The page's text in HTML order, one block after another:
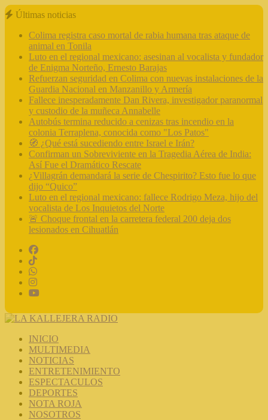
Últimas noticias
Colima registra caso mortal de rabia humana tras ataque de
animal en Tonila
Luto en el regional mexicano: asesinan al vocalista y fundador
de Enigma Norteño, Ernesto Barajas
Refuerzan seguridad en Colima con nuevas instalaciones de la
Guardia Nacional en Manzanillo y Armería
Fallece inesperadamente Dan Rivera, investigador paranormal
y custodio de la muñeca Annabelle
Autobús termina reducido a cenizas tras incendio en la
colonia Terraplena, conocida como "Los Patos"
🧭 ¿Qué está sucediendo entre Israel e Irán?
Confirman un Sobreviviente en la Tragedia Aérea de India:
Así Fue el Dramático Rescate
¿Villagrán demandará la serie de Chespirito? Esto fue lo que
dijo “Quico”
Luto en el regional mexicano: fallece Rodrigo Meza, hijo del
vocalista de Los Inquietos del Norte
🚨 Choque frontal en la carretera federal 200 deja dos
lesionados en Cihuatlán
INICIO
MULTIMEDIA
NOTICIAS
ENTRETENIMIENTO
ESPECTACULOS
DEPORTES
NOTA ROJA
NOSOTROS